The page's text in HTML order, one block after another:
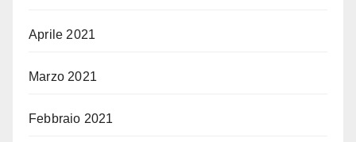
Aprile 2021
Marzo 2021
Febbraio 2021